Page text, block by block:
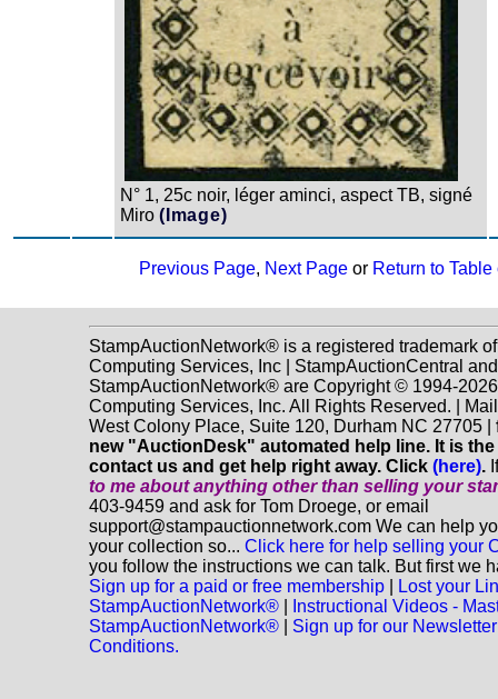
N° 1, 25c noir, léger aminci, aspect TB, signé
Miro (Image)
Previous Page, Next Pageor Return to
StampAuctionNetwork® is a registered trademark
Computing Services, Inc | StampAuctionCentral and
StampAuctionNetwork® are Copyright © 1994-
Computing Services, Inc. All Rights Reserved. |
West Colony Place, Suite 120, Durham NC 27705 |
new "AuctionDesk" automated help line. It is
contact us and get help right away. Click (here).
to me about anything otherthan selling your
403-9459 and ask for Tom Droege, or email
support@stampauctionnetwork.com We can help
your collection so... Click here for help selling your
you follow the instructions we can talk. But first we
Sign up for a paid or free membership
Lost your
StampAuctionNetwork®
Instructional Videos -
StampAuctionNetwork®
Sign up for our Newsletter
Conditions.